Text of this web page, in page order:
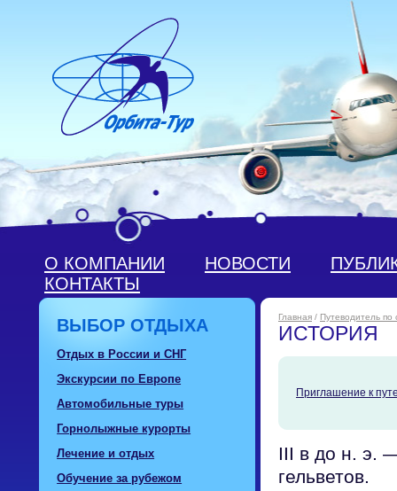
О КОМПАНИИ НОВОСТИ
КОНТАКТЫ
ВЫБОР ОТДЫХА
Отдых в России и СНГ
Экскурсии по Европе
Автомобильные туры
Горнолыжные курорты
Лечение и отдых
Обучение за рубежом
Главная / Путеводитель по
ИСТОРИЯ
Приглашение к
III в до н. э.
гельветов.